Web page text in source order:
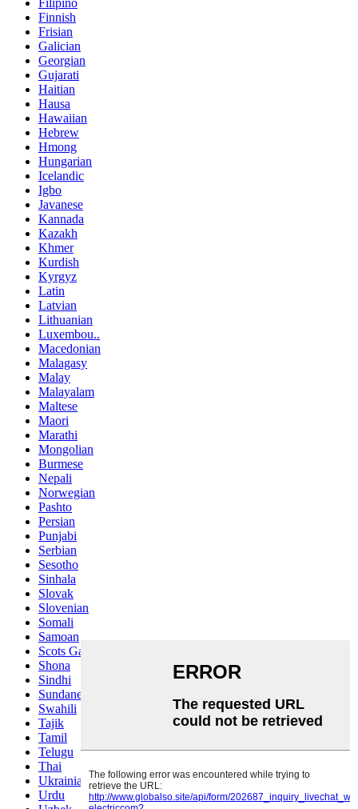
Finnish
Frisian
Galician
Georgian
Gujarati
Haitian
Hausa
Hawaiian
Hebrew
Hmong
Hungarian
Icelandic
Igbo
Javanese
Kannada
Kazakh
Khmer
Kurdish
Kyrgyz
Latin
Latvian
Lithuanian
Luxembou..
Macedonian
Malagasy
Malay
Malayalam
Maltese
Maori
Marathi
Mongolian
Burmese
Nepali
Norwegian
Pashto
Persian
Punjabi
Serbian
Sesotho
Sinhala
Slovak
Slovenian
Somali
Samoan
Scots Gaelic
Shona
Sindhi
Sundanese
Swahili
Tajik
Tamil
Telugu
Thai
Ukrainian
Urdu